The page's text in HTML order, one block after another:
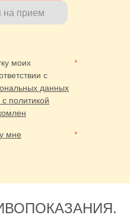
на прием
моих
с
данных
политикой
*
мне
*